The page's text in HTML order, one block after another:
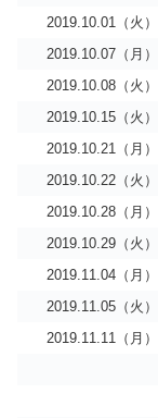
2019.10.01（火）
2019.10.07（月）
2019.10.08（火）
2019.10.15（火）
2019.10.21（月）
2019.10.22（火）
2019.10.28（月）
2019.10.29（火）
2019.11.04（月）
2019.11.05（火）
2019.11.11（月）